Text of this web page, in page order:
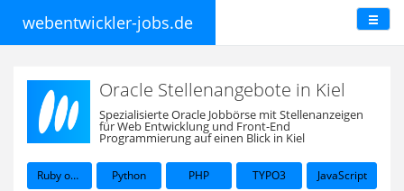
webentwickler-jobs.de
Oracle Stellenangebote in Kiel
Spezialisierte Oracle Jobbörse mit Stellenanzeigen
für Web Entwicklung und Front-End
Programmierung auf einen Blick in Kiel
Ruby on Rails Python PHP TYPO3 JavaScript